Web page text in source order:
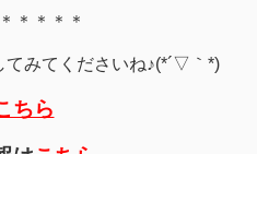
＊＊＊＊
みてくださいね♪(*´▽｀*)
ちら
は こちら